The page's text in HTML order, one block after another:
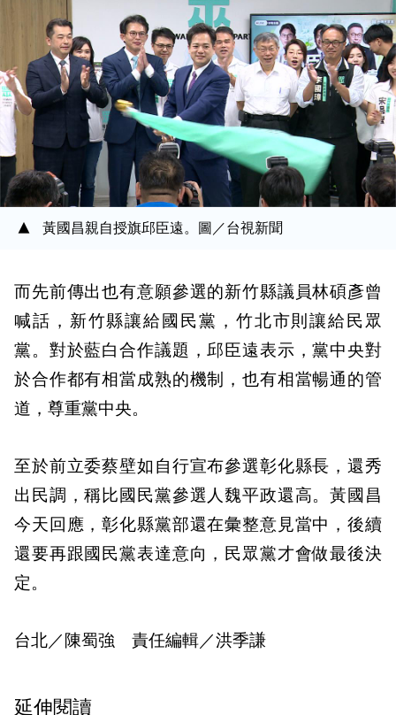
黃國昌親自授旗邱臣遠。圖／台視新聞
而先前傳出也有意願參選的新竹縣議員林碩彥曾
喊話，新竹縣讓給國民黨，竹北市則讓給民眾
黨。對於藍白合作議題，邱臣遠表示，黨中央對
於合作都有相當成熟的機制，也有相當暢通的管
道，尊重黨中央。
至於前立委蔡壁如自行宣布參選彰化縣長，還秀
出民調，稱比國民黨參選人魏平政還高。黃國昌
今天回應，彰化縣黨部還在彙整意見當中，後續
還要再跟國民黨表達意向，民眾黨才會做最後決
定。
台北／陳蜀強 責任編輯／洪季謙
延伸閱讀